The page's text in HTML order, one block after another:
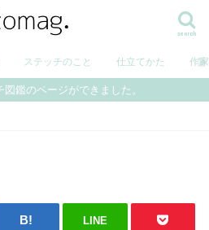
search
ステッチのこと 仕立てかた 作
鑑のページができました。
LINE